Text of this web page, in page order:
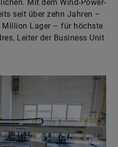
Mit dem Wind-Power-
seit über zehn Jahren –
Million Lager – für höchste
Leiter der Business Unit